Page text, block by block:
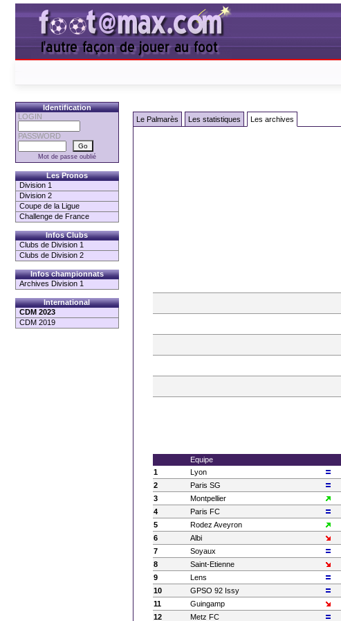
Identification
LOGIN
PASSWORD
Mot de passe oublié
Les Pronos
Division 1
Division 2
Coupe de la Ligue
Challenge de France
Infos Clubs
Clubs de Division 1
Clubs de Division 2
Infos championnats
Archives Division 1
International
CDM 2023
CDM 2019
Le Palmarès Les statistiques Les archives
Equipe
1
Lyon
2
Paris SG
3
Montpellier
4
Paris FC
5
Rodez Aveyron
6
Albi
7
Soyaux
8
Saint-Etienne
9
Lens
10
GPSO 92 Issy
11
Guingamp
12
Metz FC